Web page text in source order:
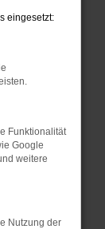
gerne
eingesetzt:
Funktionalität
Google
weitere
Nutzung der